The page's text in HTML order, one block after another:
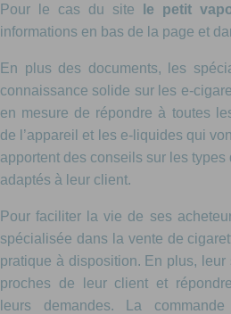
Pour le cas du site
le petit
informations en bas de la page et
En plus des documents, les
connaissance solide sur les e-
en mesure de répondre à toutes
de l’appareil et les e-liquides qui
apportent des conseils sur les
adaptés à leur client.
Pour faciliter la vie de ses
spécialisée dans la vente de
pratique à disposition. En plus, leur
proches de leur client et
leurs demandes. La